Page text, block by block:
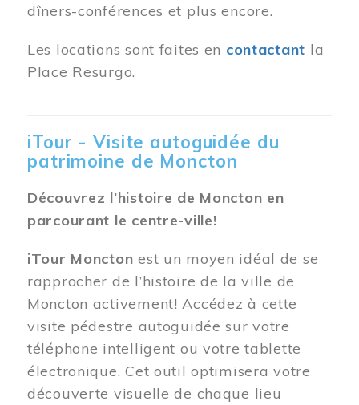
dîners-conférences et plus encore.
Les locations sont faites en contactant la
Place Resurgo.
iTour - Visite autoguidée du
patrimoine de Moncton
Découvrez l’histoire de Moncton en
parcourant le centre-ville!
iTour Moncton est un moyen idéal de se
rapprocher de l’histoire de la ville de
Moncton activement! Accédez à cette
visite pédestre autoguidée sur votre
téléphone intelligent ou votre tablette
électronique. Cet outil optimisera votre
découverte visuelle de chaque lieu